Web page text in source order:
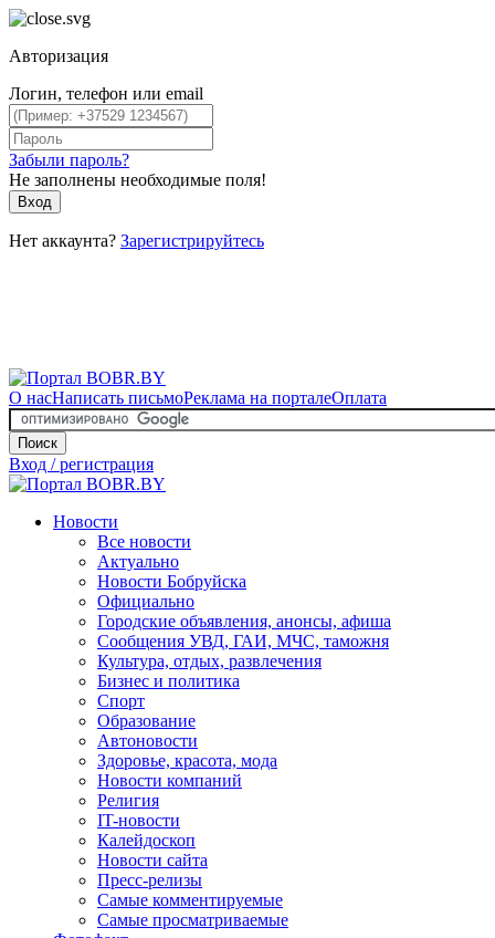
Авторизация
Логин, телефон или email
Забыли пароль?
Не заполнены необходимые поля!
Вход
Нет аккаунта? Зарегистрируйтесь
О насНаписать письмоРеклама на порталеОплата
Поиск
Вход / регистрация
Новости
Все новости
Актуально
Новости Бобруйска
Официально
Городские объявления, анонсы, афиша
Сообщения УВД, ГАИ, МЧС, таможня
Культура, отдых, развлечения
Бизнес и политика
Спорт
Образование
Автоновости
Здоровье, красота, мода
Новости компаний
Религия
IT-новости
Калейдоскоп
Новости сайта
Пресс-релизы
Самые комментируемые
Самые просматриваемые